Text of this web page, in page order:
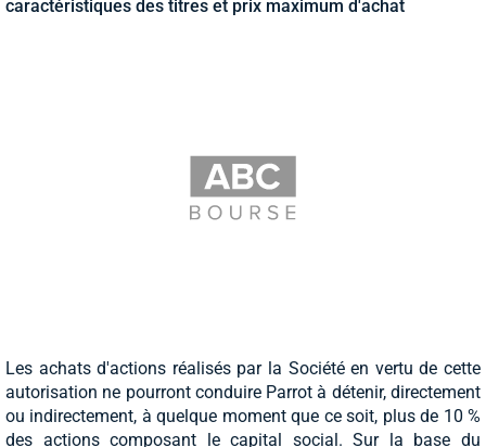
caractéristiques des titres et prix maximum d'achat
Les achats d'actions réalisés par la Société en vertu de cette
autorisation ne pourront conduire Parrot à détenir, directement
ou indirectement, à quelque moment que ce soit, plus de 10 %
des actions composant le capital social. Sur la base du